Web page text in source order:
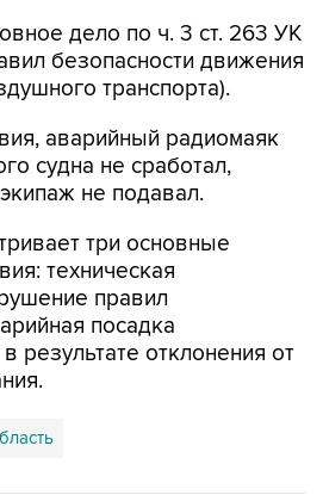
дело по ч. 3 ст. 263 УК
безопасности движения
транспорта).
аварийный радиомаяк
судна не сработал,
не подавал.
три основные
техническая
правил
посадка
результате отклонения от